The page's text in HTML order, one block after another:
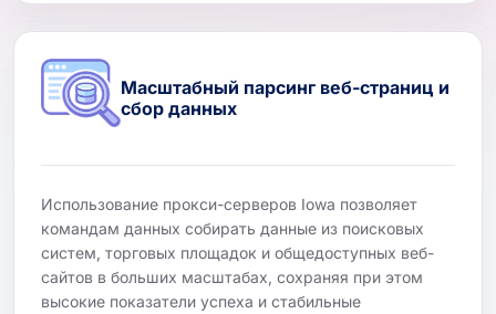
Масштабный парсинг веб-страниц и
сбор данных
Использование прокси-серверов Iowa позволяет
командам данных собирать данные из поисковых
систем, торговых площадок и общедоступных веб-
сайтов в больших масштабах, сохраняя при этом
высокие показатели успеха и стабильные